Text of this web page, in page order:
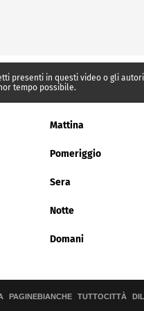
presenti in questi video o gli
tempo possibile.
Mattina
Pomeriggio
Sera
Notte
Domani
PAGINEBIANCHE TUTTOCITTÀ